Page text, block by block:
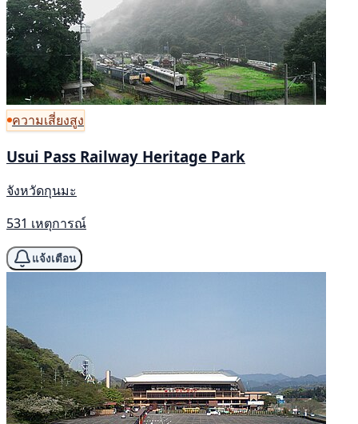
ความเสี่ยงสูง
Usui Pass Railway Heritage Park
จังหวัดกุนมะ
531 เหตุการณ์
แจ้งเตือน